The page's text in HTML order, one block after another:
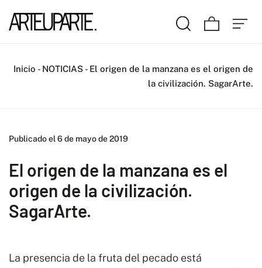
Inicio - NOTICIAS - El origen de la manzana es el origen de
la civilización. SagarArte.
Publicado el 6 de mayo de 2019
El origen de la manzana es el
origen de la civilización.
SagarArte.
La presencia de la fruta del pecado está